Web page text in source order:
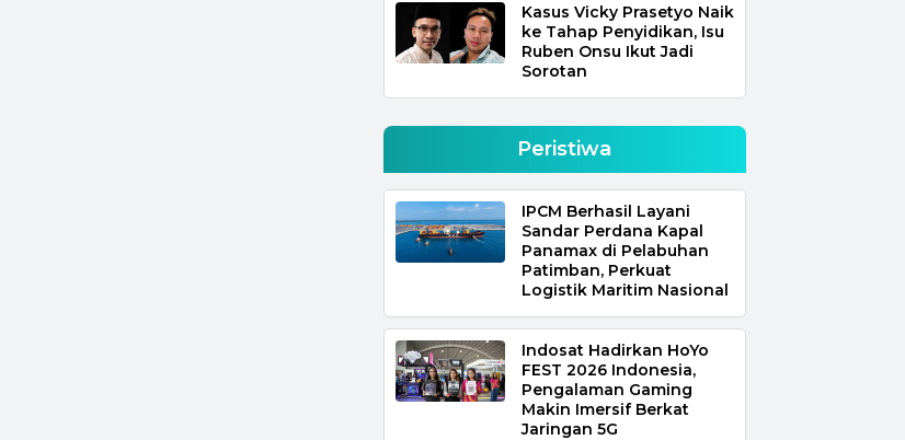
Kasus Vicky Prasetyo Naik
ke Tahap Penyidikan, Isu
Ruben Onsu Ikut Jadi
Sorotan
Peristiwa
IPCM Berhasil Layani
Sandar Perdana Kapal
Panamax di Pelabuhan
Patimban, Perkuat
Logistik Maritim Nasional
Indosat Hadirkan HoYo
FEST 2026 Indonesia,
Pengalaman Gaming
Makin Imersif Berkat
Jaringan 5G